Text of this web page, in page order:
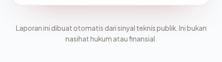
Laporan ini dibuat otomatis dari sinyal teknis publik. Ini bukan
nasihat hukum atau finansial.